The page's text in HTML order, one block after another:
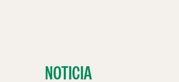
NOTICIA